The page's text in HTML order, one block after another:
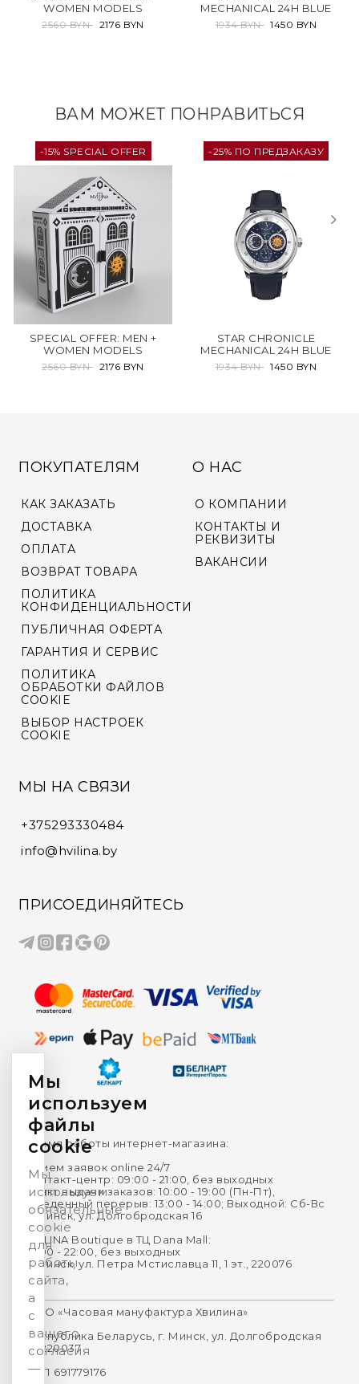
WOMEN MODELS
2560 BYN 2176 BYN
MECHANICAL 24H BLUE
1934 BYN 1450 BYN
ВАМ МОЖЕТ ПОНРАВИТЬСЯ
-15% SPECIAL OFFER
SPECIAL OFFER: MEN +
WOMEN MODELS
2560 BYN 2176 BYN
-25% ПО ПРЕДЗАКАЗУ
STAR CHRONICLE
MECHANICAL 24H BLUE
1934 BYN 1450 BYN
ПОКУПАТЕЛЯМ
КАК ЗАКАЗАТЬ
ДОСТАВКА
ОПЛАТА
ВОЗВРАТ ТОВАРА
ПОЛИТИКА
КОНФИДЕНЦИАЛЬНОСТИ
ПУБЛИЧНАЯ ОФЕРТА
ГАРАНТИЯ И СЕРВИС
ПОЛИТИКА
ОБРАБОТКИ ФАЙЛОВ
COOKIE
ВЫБОР НАСТРОЕК
COOKIE
О НАС
О КОМПАНИИ
КОНТАКТЫ И
РЕКВИЗИТЫ
ВАКАНСИИ
МЫ НА СВЯЗИ
+375293330484
info@hvilina.by
ПРИСОЕДИНЯЙТЕСЬ
Время работы интернет-магазина:
Прием заявок online 24/7
Контакт-центр: 09:00 - 21:00, без выходных
Пункт выдачи заказов: 10:00 - 19:00 (Пн-Пт),
Обеденный перерыв: 13:00 - 14:00; Выходной: Сб-Вс
г. Минск, ул. Долгобродская 16
HVILINA Boutique в ТЦ Dana Mall:
10:00 - 22:00, без выходных
г. Минск, ул. Петра Мстиславца 11, 1 эт., 220076
ООО «Часовая мануфактура Хвилина»
Республика Беларусь, г. Минск, ул. Долгобродская
16, 220037
УНП 691779176
Мы
используем
файлы
cookie
Мы
используем
обязательные
cookie
для
работы
сайта,
а
с
вашего
согласия
—